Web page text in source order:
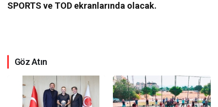
SPORTS ve TOD ekranlarında olacak.
Göz Atın